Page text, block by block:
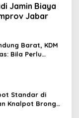
Jamin Biaya
Jabar
Barat, KDM
Bila Perlu
Standar di
Knalpot Brong